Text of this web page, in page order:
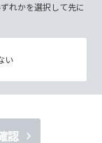
れかを選択して先に
い
認